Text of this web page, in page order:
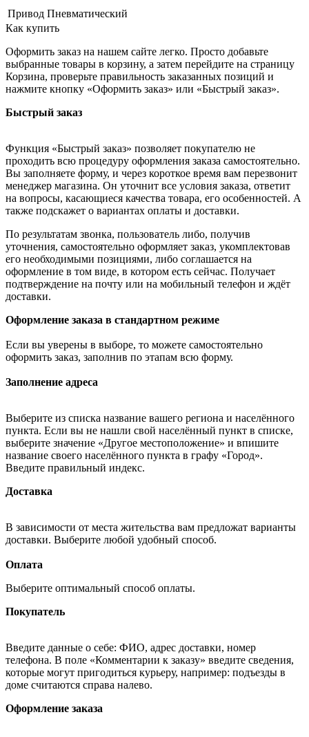
Привод Пневматический
Как купить
Оформить заказ на нашем сайте легко. Просто добавьте
выбранные товары в корзину, а затем перейдите на страницу
Корзина, проверьте правильность заказанных позиций и
нажмите кнопку «Оформить заказ» или «Быстрый заказ».
Быстрый заказ
Функция «Быстрый заказ» позволяет покупателю не
проходить всю процедуру оформления заказа самостоятельно.
Вы заполняете форму, и через короткое время вам перезвонит
менеджер магазина. Он уточнит все условия заказа, ответит
на вопросы, касающиеся качества товара, его особенностей. А
также подскажет о вариантах оплаты и доставки.
По результатам звонка, пользователь либо, получив
уточнения, самостоятельно оформляет заказ, укомплектовав
его необходимыми позициями, либо соглашается на
оформление в том виде, в котором есть сейчас. Получает
подтверждение на почту или на мобильный телефон и ждёт
доставки.
Оформление заказа в стандартном режиме
Если вы уверены в выборе, то можете самостоятельно
оформить заказ, заполнив по этапам всю форму.
Заполнение адреса
Выберите из списка название вашего региона и населённого
пункта. Если вы не нашли свой населённый пункт в списке,
выберите значение «Другое местоположение» и впишите
название своего населённого пункта в графу «Город».
Введите правильный индекс.
Доставка
В зависимости от места жительства вам предложат варианты
доставки. Выберите любой удобный способ.
Оплата
Выберите оптимальный способ оплаты.
Покупатель
Введите данные о себе: ФИО, адрес доставки, номер
телефона. В поле «Комментарии к заказу» введите сведения,
которые могут пригодиться курьеру, например: подъезды в
доме считаются справа налево.
Оформление заказа